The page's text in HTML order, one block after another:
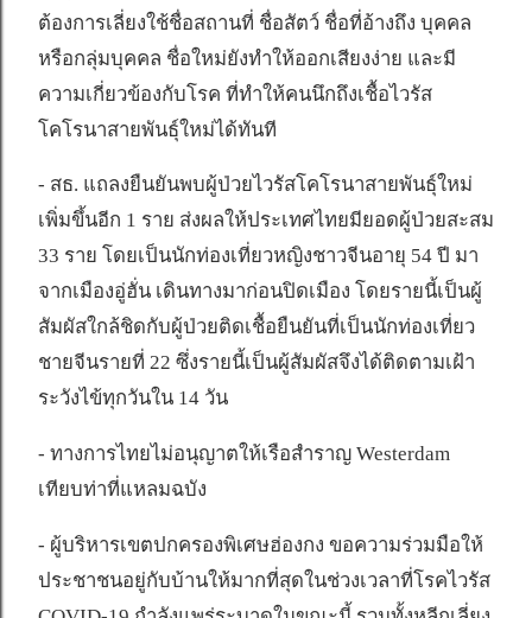
ต้องการเลี่ยงใช้ชื่อสถานที่ ชื่อสัตว์ ชื่อที่อ้างถึง บุคคล
หรือกลุ่มบุคคล ชื่อใหม่ยังทำให้ออกเสียงง่าย และมี
ความเกี่ยวข้องกับโรค ที่ทำให้คนนึกถึงเชื้อไวรัส
โคโรนาสายพันธุ์ใหม่ได้ทันที
- สธ. แถลงยืนยันพบผู้ป่วยไวรัสโคโรนาสายพันธุ์ใหม่
เพิ่มขึ้นอีก 1 ราย ส่งผลให้ประเทศไทยมียอดผู้ป่วยสะสม
33 ราย โดยเป็นนักท่องเที่ยวหญิงชาวจีนอายุ 54 ปี มา
จากเมืองอู่ฮั่น เดินทางมาก่อนปิดเมือง โดยรายนี้เป็นผู้
สัมผัสใกล้ชิดกับผู้ป่วยติดเชื้อยืนยันที่เป็นนักท่องเที่ยว
ชายจีนรายที่ 22 ซึ่งรายนี้เป็นผู้สัมผัสจึงได้ติดตามเฝ้า
ระวังไข้ทุกวันใน 14 วัน
- ทางการไทยไม่อนุญาตให้เรือสำราญ Westerdam
เทียบท่าที่แหลมฉบัง
- ผู้บริหารเขตปกครองพิเศษฮ่องกง ขอความร่วมมือให้
ประชาชนอยู่กับบ้านให้มากที่สุดในช่วงเวลาที่โรคไวรัส